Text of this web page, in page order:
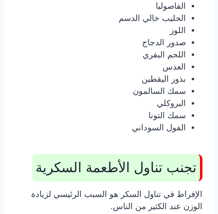
الفاصوليا
الحليب خالي الدسم
اللوز
صدور الدجاج
اللحم البقري
العدس
بذور اليقطين
سمك السالمون
البروكلي
سمك التونا
الفول السوداني
تجنب تناول الأطعمة السكرية
الإفراط في تناول السكر هو السبب الرئيسي لزيادة
الوزن عند الكثير من الناس.